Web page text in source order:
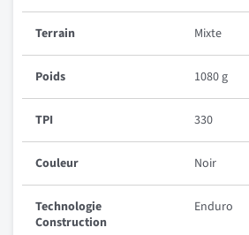
Terrain Mixte
Poids 1080 g
TPI 330
Couleur Noir
Technologie
Construction
Enduro